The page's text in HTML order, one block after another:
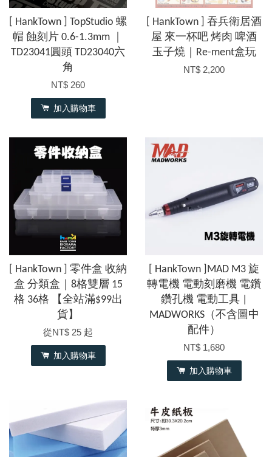
[ HankTown ] TopStudio 螺
帽 蝕刻片 0.6-1.3mm ｜
TD23041圓頭 TD23040六
角
NT$ 260
加入購物車
[ HankTown ] 吞兵衛居酒
屋 來一杯吧 烤肉 啤酒
玉子燒｜Re-ment盒玩
NT$ 2,200
[ HankTown ] 零件盒 收納
盒 分類盒｜8格雙層 15
格 36格 【全站滿$99出
貨】
從NT$ 25 起
加入購物車
[ HankTown ]MAD M3 旋
轉電機 電動刻磨機 電鑽
鑽孔機 電動工具 |
MADWORKS（不含圖中
配件）
NT$ 1,680
加入購物車